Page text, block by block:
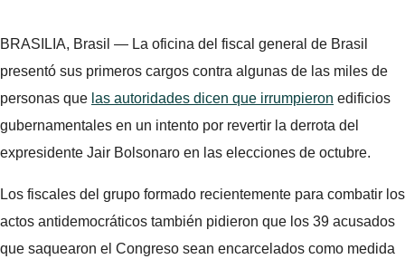
BRASILIA, Brasil — La oficina del fiscal general de Brasil
presentó sus primeros cargos contra algunas de las miles de
personas que las autoridades dicen que irrumpieron edificios
gubernamentales en un intento por revertir la derrota del
expresidente Jair Bolsonaro en las elecciones de octubre.
Los fiscales del grupo formado recientemente para combatir los
actos antidemocráticos también pidieron que los 39 acusados ​​
que saquearon el Congreso sean encarcelados como medida